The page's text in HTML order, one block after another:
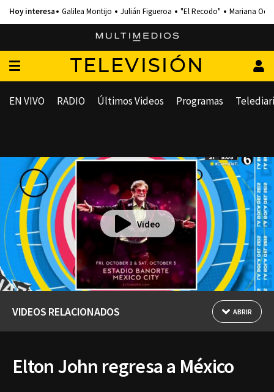
Galilea Montijo Julián Figueroa "El Recodo" Mariana
TELEVISIÓN
EN VIVO RADIO Últimos Videos Programas
Video
VIDEOS RELACIONADOS ABRIR
Elton John regresa a México